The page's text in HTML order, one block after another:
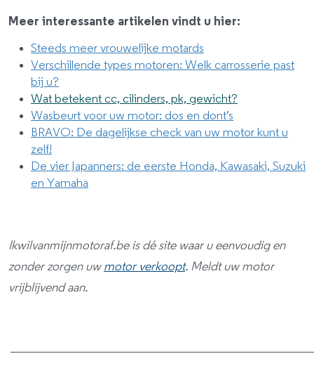
Meer interessante artikelen vindt u hier:
Steeds meer vrouwelijke motards
Verschillende types motoren: Welk carrosserie past
bij u?
Wat betekent cc, cilinders, pk, gewicht?
Wasbeurt voor uw motor: dos en dont's
BRAVO: De dagelijkse check van uw motor kunt u
zelf!
De vier Japanners: de eerste Honda, Kawasaki, Suzuki
en Yamaha
Ikwilvanmijnmotoraf.be is dé site waar u eenvoudig en
zonder zorgen uw motor verkoopt. Meldt uw motor
vrijblijvend aan.